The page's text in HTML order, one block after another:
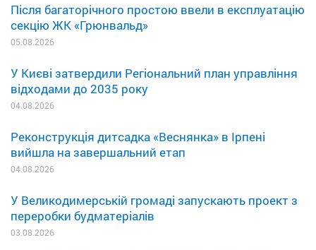
Після багаторічного простою ввели в експлуатацію
секцію ЖК «Грюнвальд»
05.08.2026
У Києві затвердили Регіональний план управління
відходами до 2035 року
04.08.2026
Реконструкція дитсадка «Веснянка» в Ірпені
вийшла на завершальний етап
04.08.2026
У Великодимерській громаді запускають проект з
переробки будматеріалів
03.08.2026